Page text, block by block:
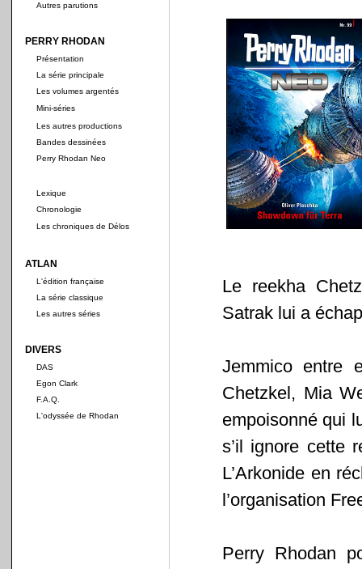
Autres parutions
PERRY RHODAN
Présentation
La série principale
Les volumes argentés
Mini-séries
Les autres productions
Bandes dessinées
Perry Rhodan Neo
Lexique
Chronologie
Les chroniques de Délos
ATLAN
L'édition française
La série classique
Les autres séries
DIVERS
DAS
Egon Clark
F.A.Q.
L'odyssée de Rhodan
Le reekha
Satrak lui a
Jemmico entre
Chetzkel, Mia
empoisonné qui
s’il ignore cette
L’Arkonide en
l’organisation
Perry Rhodan